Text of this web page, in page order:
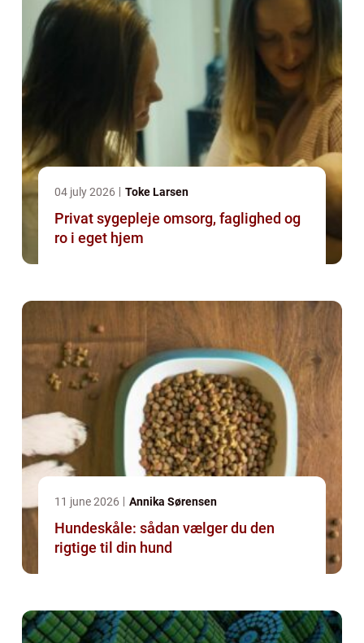
04 july 2026 Toke Larsen
Privat sygepleje omsorg, faglighed og
ro i eget hjem
11 june 2026 Annika Sørensen
Hundeskåle: sådan vælger du den
rigtige til din hund